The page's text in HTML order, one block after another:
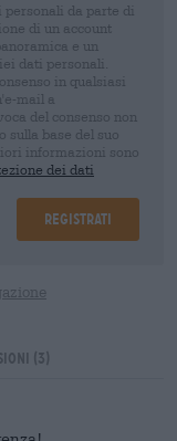
da parte di
di un account
e un
dati personali.
in qualsiasi
mail a
del consenso non
sulla base del suo
informazioni sono
dei dati
Registrati
(3)